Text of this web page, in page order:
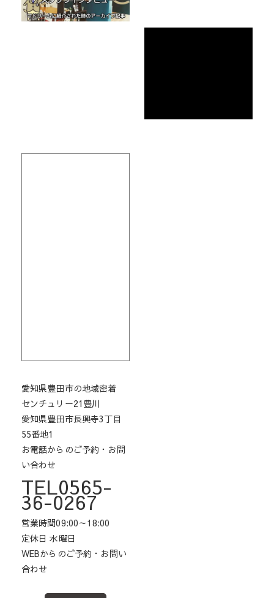
愛知県豊田市の地域密着
センチュリー21豊川
愛知県豊田市長興寺3丁目
55番地1
お電話からのご予約・お問
い合わせ
TEL0565-
36-0267
営業時間09:00～18:00
定休日 水曜日
WEBからのご予約・お問い
合わせ